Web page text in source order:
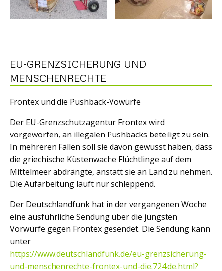
EU-GRENZSICHERUNG UND
MENSCHENRECHTE
Frontex und die Pushback-Vowürfe
Der EU-Grenzschutzagentur Frontex wird
vorgeworfen, an illegalen Pushbacks beteiligt zu sein.
In mehreren Fällen soll sie davon gewusst haben, dass
die griechische Küstenwache Flüchtlinge auf dem
Mittelmeer abdrängte, anstatt sie an Land zu nehmen.
Die Aufarbeitung läuft nur schleppend.
Der Deutschlandfunk hat in der vergangenen Woche
eine ausführliche Sendung über die jüngsten
Vorwürfe gegen Frontex gesendet. Die Sendung kann
unter
https://www.deutschlandfunk.de/eu-grenzsicherung-
und-menschenrechte-frontex-und-die.724.de.html?